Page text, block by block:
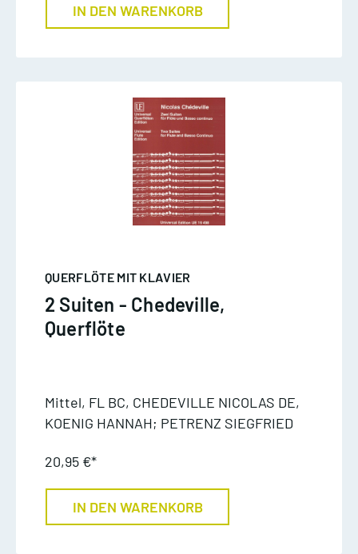
IN DEN WARENKORB
QUERFLÖTE MIT KLAVIER
2 Suiten - Chedeville,
Querflöte
Mittel, FL BC, CHEDEVILLE NICOLAS DE,
KOENIG HANNAH; PETRENZ SIEGFRIED
20,95 €*
IN DEN WARENKORB